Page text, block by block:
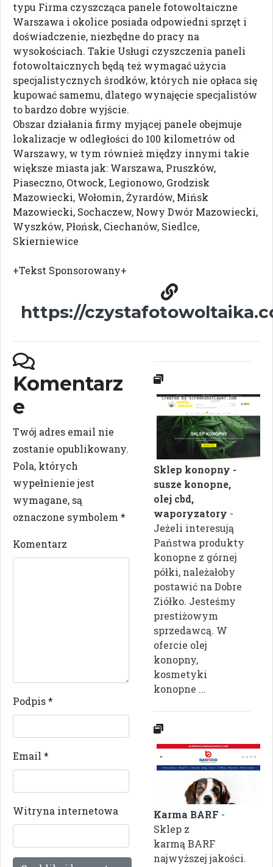
typu Firma czyszcząca panele fotowoltaiczne
Warszawa i okolice posiada odpowiedni sprzęt i
doświadczenie, niezbędne do pracy na
wysokościach. Takie Usługi czyszczenia paneli
fotowoltaicznych będą też wymagać użycia
specjalistycznych środków, których nie opłaca się
kupować samemu, dlatego wynajęcie specjalistów
to bardzo dobre wyjście.
Obszar działania firmy myjącej panele obejmuje
lokalizacje w odległości do 100 kilometrów od
Warszawy, w tym również między innymi takie
większe miasta jak: Warszawa, Pruszków,
Piaseczno, Otwock, Legionowo, Grodzisk
Mazowiecki, Wołomin, Żyrardów, Mińsk
Mazowiecki, Sochaczew, Nowy Dwór Mazowiecki,
Wyszków, Płońsk, Ciechanów, Siedlce,
Skierniewice
+Tekst Sponsorowany+
https://
Komentarz
e
Twój adres email nie
zostanie opublikowany.
Pola, których
wypełnienie jest
wymagane, są
oznaczone symbolem *
Komentarz
Podpis*
Email *
Witryna internetowa
Sklep konopny -
susze konopne,
olej cbd,
waporyzatory -
Jeżeli interesują
Państwa produkty
konopne z górnej
półki, należałoby
postawić na Dobre
Ziółko. Jesteśmy
prestiżowym
sprzedawcą. W
ofercie olej
konopny,
kosmetyki
konopne ...
Karma BARF -
Sklep z
karmą BARF
najwyższej jakości.